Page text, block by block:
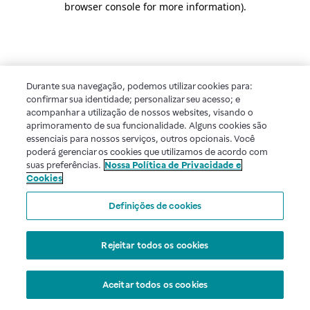
browser console for more information).
Durante sua navegação, podemos utilizar cookies para:
confirmar sua identidade; personalizar seu acesso; e
acompanhar a utilização de nossos websites, visando o
aprimoramento de sua funcionalidade. Alguns cookies são
essenciais para nossos serviços, outros opcionais. Você
poderá gerenciar os cookies que utilizamos de acordo com
suas preferências. Nossa Política de Privacidade e
Cookies
Definições de cookies
Rejeitar todos os cookies
Aceitar todos os cookies